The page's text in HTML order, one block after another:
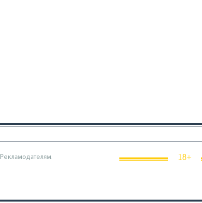
Рекламодателям. 18+